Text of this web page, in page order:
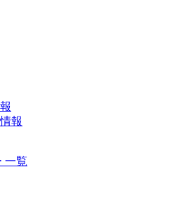
報
一覧